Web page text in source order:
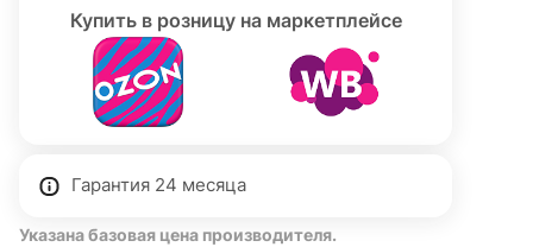
Купить в розницу на маркетплейсе
Гарантия 24 месяца
Указана базовая цена производителя.